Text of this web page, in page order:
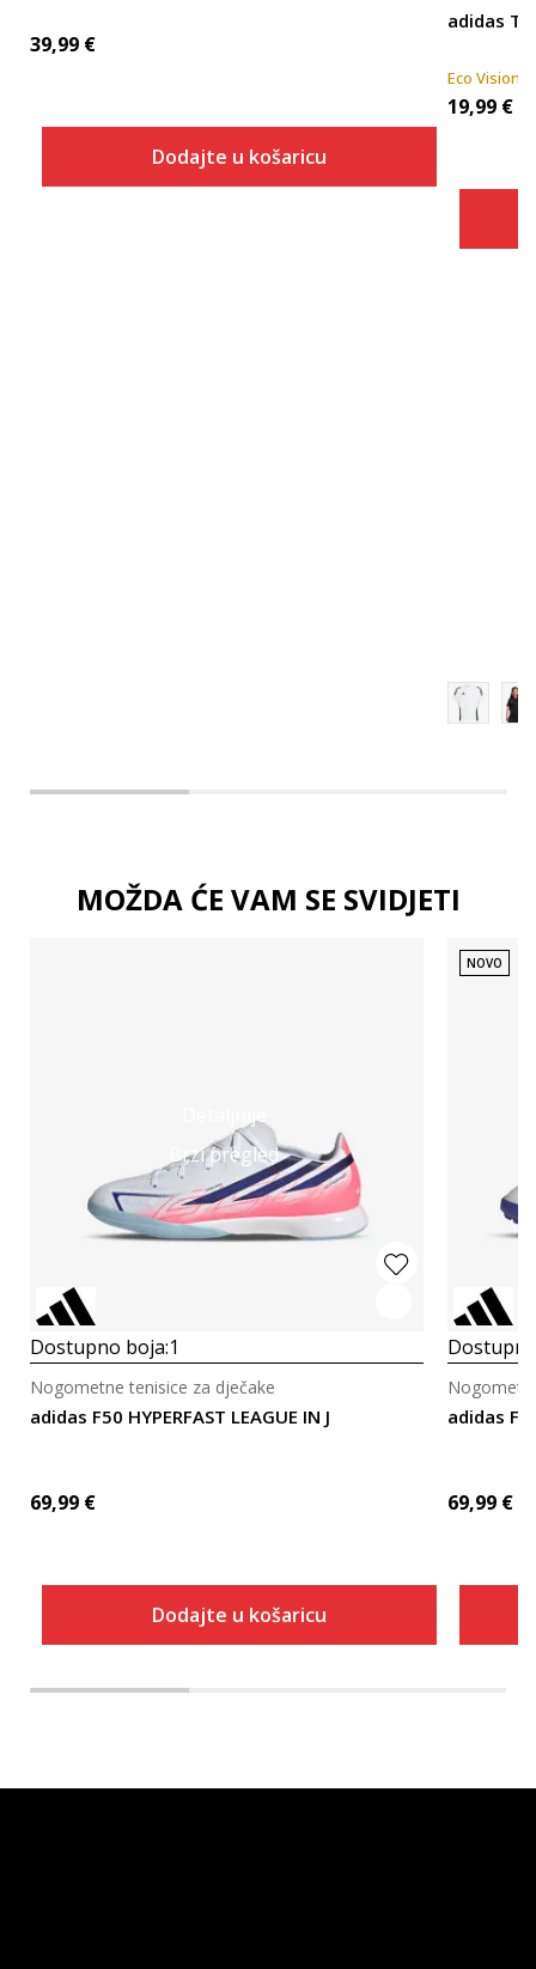
39,99 €
Dodajte u košaricu
adidas
Eco Vision
19,99 €
MOŽDA ĆE VAM SE SVIDJETI
Brzi pregled
Dostupno boja:1
adidas F50 HYPERFAST LEAGUE IN J
Nogometne tenisice za dječake
69,99 €
Dodajte u košaricu
NOVO
adidas
69,99 €